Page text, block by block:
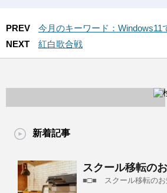
PREV
今月のキーワード：Windows11
NEXT
紅白歌合戦
新着記事
スクール移転の
■□■ スクール移転の